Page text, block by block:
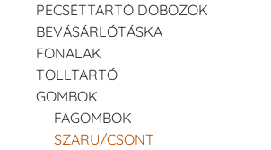
PECSÉTTARTÓ DOBOZOK
BEVÁSÁRLÓTÁSKA
FONALAK
TOLLTARTÓ
GOMBOK
FAGOMBOK
SZARU/CSONT